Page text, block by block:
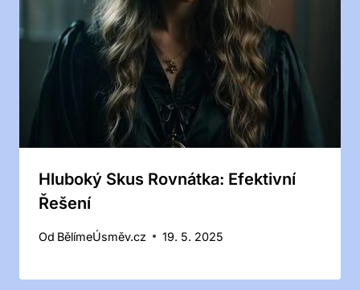
Hluboký Skus Rovnátka: Efektivní
Řešení
Od BělímeÚsměv.cz 19. 5. 2025